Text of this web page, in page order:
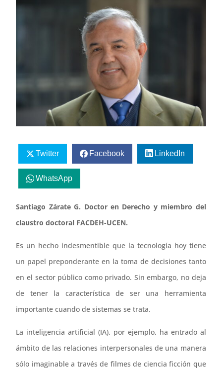
Twitter Facebook LinkedIn
WhatsApp
Santiago Zárate G. Doctor en Derecho y miembro del
claustro doctoral FACDEH-UCEN.
Es un hecho indesmentible que la tecnología hoy tiene
un papel preponderante en la toma de decisiones tanto
en el sector público como privado. Sin embargo, no deja
de tener la característica de ser una herramienta
importante cuando de sistemas se trata.
La inteligencia artificial (IA), por ejemplo, ha entrado al
ámbito de las relaciones interpersonales de una manera
sólo imaginable a través de filmes de ciencia ficción que